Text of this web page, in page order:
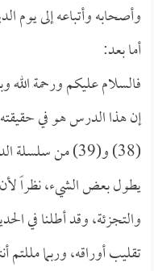
وأصحابه وأتباعه إلى يوم
أما بعد:
فالسلام عليكم ورحمة الله
إن هذا الدرس هو في
(38) و(39) من
يطول بعض الشيء، نظراً
والتجزئة، وقد أطلنا في
تقليب أوراقه، وربما